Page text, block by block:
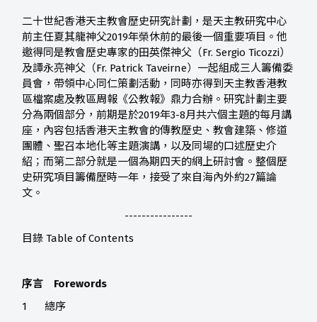
二十世紀香港天主教會歷史研究計劃，是天主教研究中心
前主任夏其龍神父2019年榮休前的最後一個重要項目。他
邀得同是教會歷史專家的田英傑神父（Fr. Sergio Ticozzi）
及譚永亮神父（Fr. Patrick Taveirne）一起組成三人籌備委
員會，帶領中心同仁策劃活動，同時亦得到天主教香港教
區檔案處及教區周報《公教報》鼎力合辦。研究計劃主要
分為兩個部分，前期是於2019年3-8月共六個主題的每月講
座，內容包括香港天主教會的傳教歷史、教會建築、修道
團體、聖召本地化等主題演講，以及同場的口述歷史介
紹；而第二部分就是一個為期四天的網上研討會。整個歷
史研究項目籌備歷時一年，接受了來自海內外約27篇論
文。
----------------
目錄 Table of Contents
序言 Forewords
1
總序